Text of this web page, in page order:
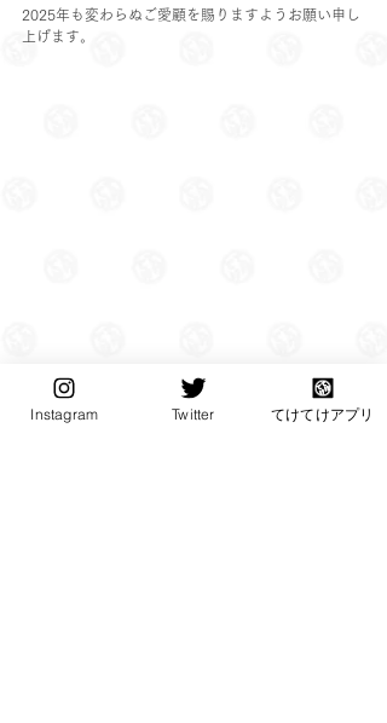
2025年も変わらぬご愛顧を賜りますようお願い申し
上げます。
Instagram Twitter てけてけアプリ